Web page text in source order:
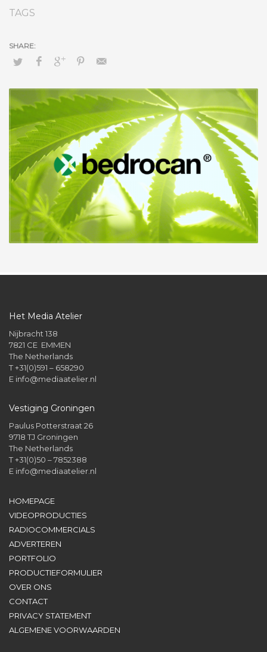
TAGS
Het Media Atelier
Nijbracht 138
7821 CE EMMEN
The Netherlands
T +31(0)591 – 658290
E info@mediaatelier.nl
Vestiging Groningen
Paulus Potterstraat 26
9718 TJ Groningen
The Netherlands
T +31(0)50 – 7852388
E info@mediaatelier.nl
HOMEPAGE
VIDEOPRODUCTIES
RADIOCOMMERCIALS
ADVERTEREN
PORTFOLIO
PRODUCTIEFORMULIER
OVER ONS
CONTACT
PRIVACY STATEMENT
ALGEMENE VOORWAARDEN